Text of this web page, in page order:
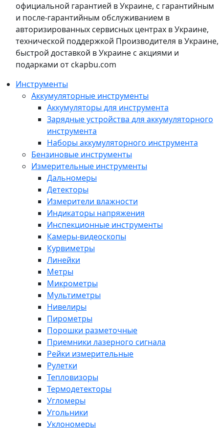
официальной гарантией в Украине, с гарантийным
и после-гарантийным обслуживанием в
авторизированных сервисных центрах в Украине,
технической поддержкой Производителя в Украине,
быстрой доставкой в Украине с акциями и
подарками от ckapbu.com
Инструменты
Аккумуляторные инструменты
Аккумуляторы для инструмента
Зарядные устройства для аккумуляторного
инструмента
Наборы аккумуляторного инструмента
Бензиновые инструменты
Измерительные инструменты
Дальномеры
Детекторы
Измерители влажности
Индикаторы напряжения
Инспекционные инструменты
Камеры-видеоскопы
Курвиметры
Линейки
Метры
Микрометры
Мультиметры
Нивелиры
Пирометры
Порошки разметочные
Приемники лазерного сигнала
Рейки измерительные
Рулетки
Тепловизоры
Термодетекторы
Угломеры
Угольники
Уклономеры